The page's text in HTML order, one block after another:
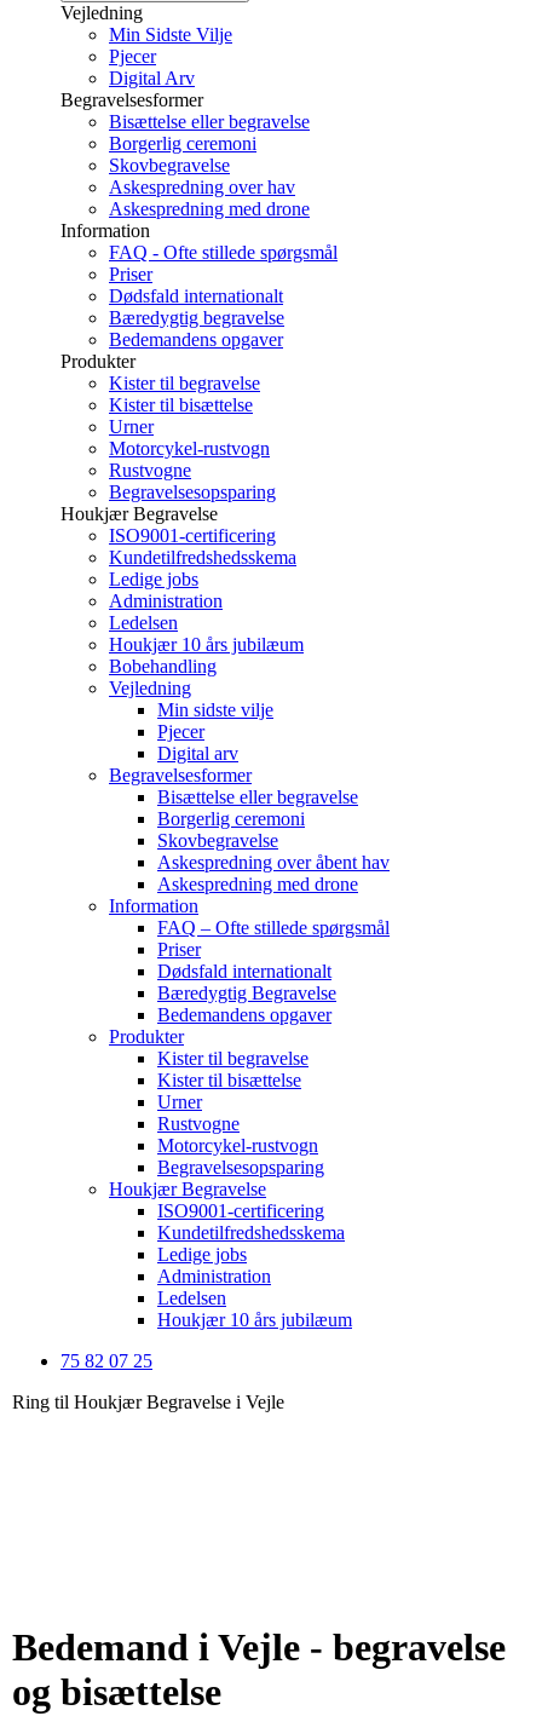
Vejledning
Min Sidste Vilje
Pjecer
Digital Arv
Begravelsesformer
Bisættelse eller begravelse
Borgerlig ceremoni
Skovbegravelse
Askespredning over hav
Askespredning med drone
Information
FAQ - Ofte stillede spørgsmål
Priser
Dødsfald internationalt
Bæredygtig begravelse
Bedemandens opgaver
Produkter
Kister til begravelse
Kister til bisættelse
Urner
Motorcykel-rustvogn
Rustvogne
Begravelsesopsparing
Houkjær Begravelse
ISO9001-certificering
Kundetilfredshedsskema
Ledige jobs
Administration
Ledelsen
Houkjær 10 års jubilæum
Bobehandling
Vejledning
Min sidste vilje
Pjecer
Digital arv
Begravelsesformer
Bisættelse eller begravelse
Borgerlig ceremoni
Skovbegravelse
Askespredning over åbent hav
Askespredning med drone
Information
FAQ – Ofte stillede spørgsmål
Priser
Dødsfald internationalt
Bæredygtig Begravelse
Bedemandens opgaver
Produkter
Kister til begravelse
Kister til bisættelse
Urner
Rustvogne
Motorcykel-rustvogn
Begravelsesopsparing
Houkjær Begravelse
ISO9001-certificering
Kundetilfredshedsskema
Ledige jobs
Administration
Ledelsen
Houkjær 10 års jubilæum
75 82 07 25
Ring til Houkjær Begravelse i Vejle
Bedemand i Vejle - begravelse
og bisættelse